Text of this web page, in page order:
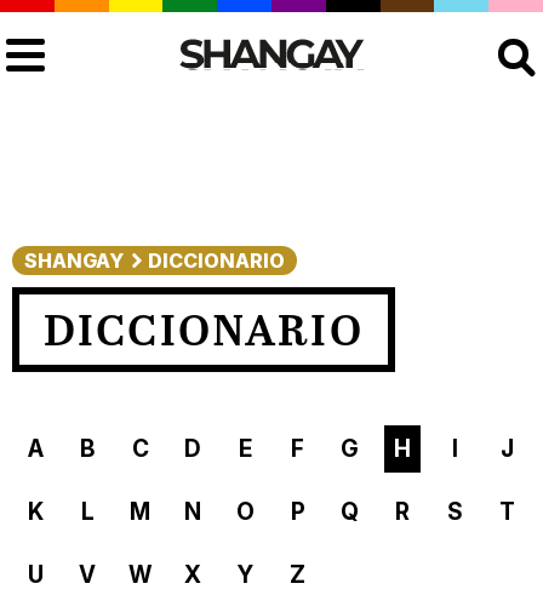
SHANGAY DICCIONARIO
DICCIONARIO
A B C D E F G H J
K L M N O P Q R S T
U V W X Y Z